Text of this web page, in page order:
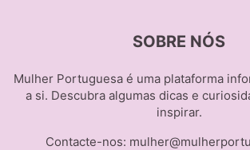
SOBRE NÓS
Mulher Portuguesa é uma plataforma
a si. Descubra algumas dicas e
inspirar.
Contacte-nos: